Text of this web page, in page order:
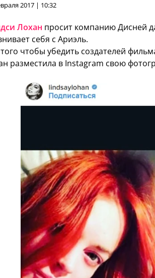
2017 | 10:32
Лохан просит компанию Дисней
себя с Ариэль.
чтобы убедить создателей
разместила в Instagram свою